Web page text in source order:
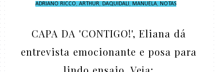
ADRIANO RICCO, ARTHUR, DAQUIDALI , MANUELA, NOTAS
CAPA DA 'CONTIGO!', Eliana dá
entrevista emocionante e posa para